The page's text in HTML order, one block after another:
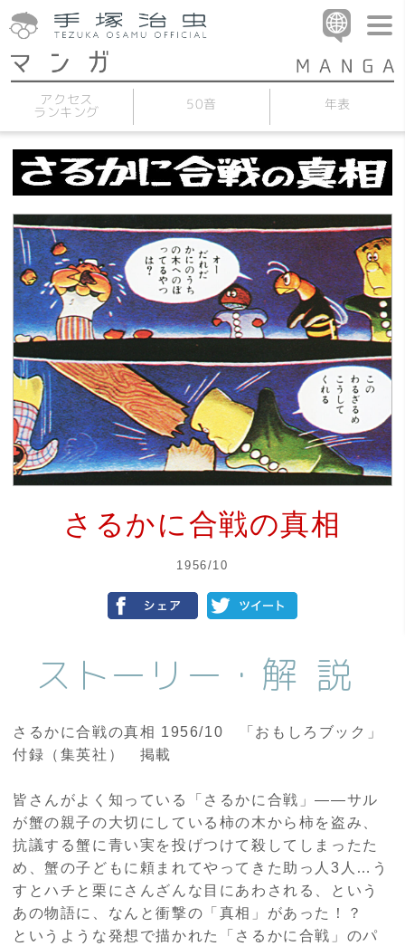
アクセス
ランキング 50音 年表
さるかに合戦の真相
1956/10
ストーリー・ 解説
さるかに合戦の真相 1956/10 「おもしろブック」
付録（集英社） 掲載
皆さんがよく知っている「さるかに合戦」――サル
が蟹の親子の大切にしている柿の木から柿を盗み、
抗議する蟹に青い実を投げつけて殺してしまったた
め、蟹の子どもに頼まれてやってきた助っ人3人…う
すとハチと栗にさんざんな目にあわされる、という
あの物語に、なんと衝撃の「真相」があった！？
というような発想で描かれた「さるかに合戦」のパ